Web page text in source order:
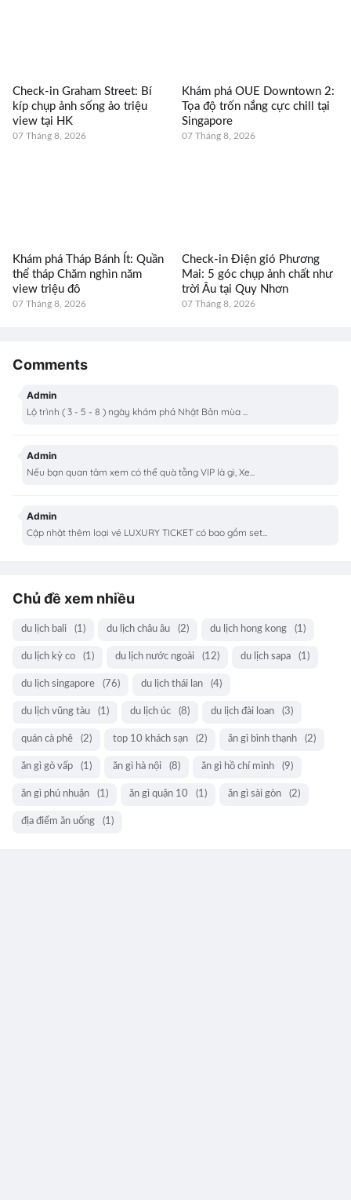
Check-in Graham Street: Bí
kíp chụp ảnh sống ảo triệu
view tại HK
07 Tháng 8, 2026
Khám phá OUE Downtown 2:
Tọa độ trốn nắng cực chill tại
Singapore
07 Tháng 8, 2026
Khám phá Tháp Bánh Ít: Quần
thể tháp Chăm nghìn năm
view triệu đô
07 Tháng 8, 2026
Check-in Điện gió Phương
Mai: 5 góc chụp ảnh chất như
trời Âu tại Quy Nhơn
07 Tháng 8, 2026
Comments
Admin
Lộ trình ( 3 - 5 - 8 ) ngày khám phá Nhật Bản mùa ...
Admin
Nếu bạn quan tâm xem có thể quà tằng VIP là gì, Xe...
Admin
Cập nhật thêm loại vé LUXURY TICKET có bao gồm set...
Chủ đề xem nhiều
du lịch bali (1) du lịch châu âu (2) du lịch hong kong (1)
du lịch kỳ co (1) du lịch nước ngoài (12) du lịch sapa (1)
du lịch singapore (76) du lịch thái lan (4)
du lịch vũng tàu (1) du lịch úc (8) du lịch đài loan (3)
quán cà phê (2) top 10 khách sạn (2) ăn gì bình thạnh (2)
ăn gì gò vấp (1) ăn gì hà nội (8) ăn gì hồ chí minh (9)
ăn gì phú nhuận (1) ăn gì quận 10 (1) ăn gì sài gòn (2)
địa điểm ăn uống (1)